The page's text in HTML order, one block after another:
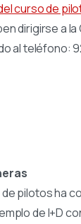
curso de
dirigirse a
al teléfono:
pilotos ha
de I+D